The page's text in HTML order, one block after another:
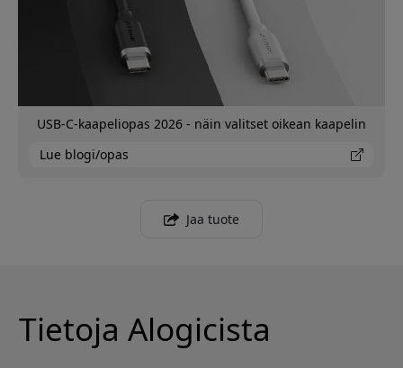
USB-C-kaapeliopas 2026 - näin valitset oikean kaapelin
Lue blogi/opas
Jaa tuote
Tietoja Alogicista